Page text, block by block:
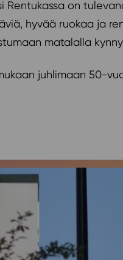
Rentukassa on
hyvää ruokaa ja
matalalla
juhlimaan 50-